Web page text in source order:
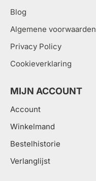
Blog
Algemene voorwaarden
Privacy Policy
Cookieverklaring
MIJN ACCOUNT
Account
Winkelmand
Bestelhistorie
Verlanglijst